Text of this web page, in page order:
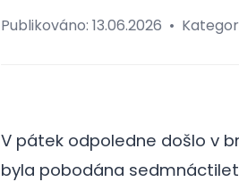
Publikováno: 13.06.2026 •
V pátek odpoledne došlo v
byla pobodána